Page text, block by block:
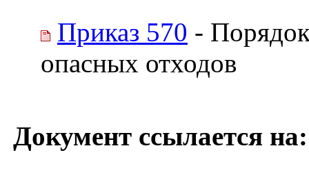
Приказ 570 -
опасных отходов
Документ ссылается на: